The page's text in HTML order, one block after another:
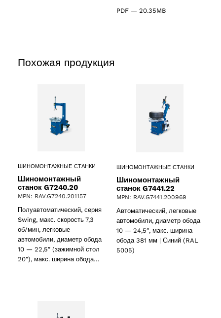
PDF — 20.35MB
Похожая продукция
ШИНОМОНТАЖНЫЕ СТАНКИ
Шиномонтажный
станок G7240.20
MPN: RAV.G7240.201157
Полуавтоматический, серия
Swing, макс. скорость 7,3
об/мин, легковые
автомобили, диаметр обода
10 — 22,5″ (зажимной стол
20″), макс. ширина обода…
ШИНОМОНТАЖНЫЕ СТАНКИ
Шиномонтажный
станок G7441.22
MPN: RAV.G7441.200969
Автоматический, легковые
автомобили, диаметр обода
10 — 24,5″, макс. ширина
обода 381 мм | Синий (RAL
5005)